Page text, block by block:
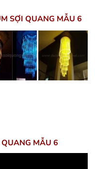
SỢI QUANG MẪU 6
MẪU 6